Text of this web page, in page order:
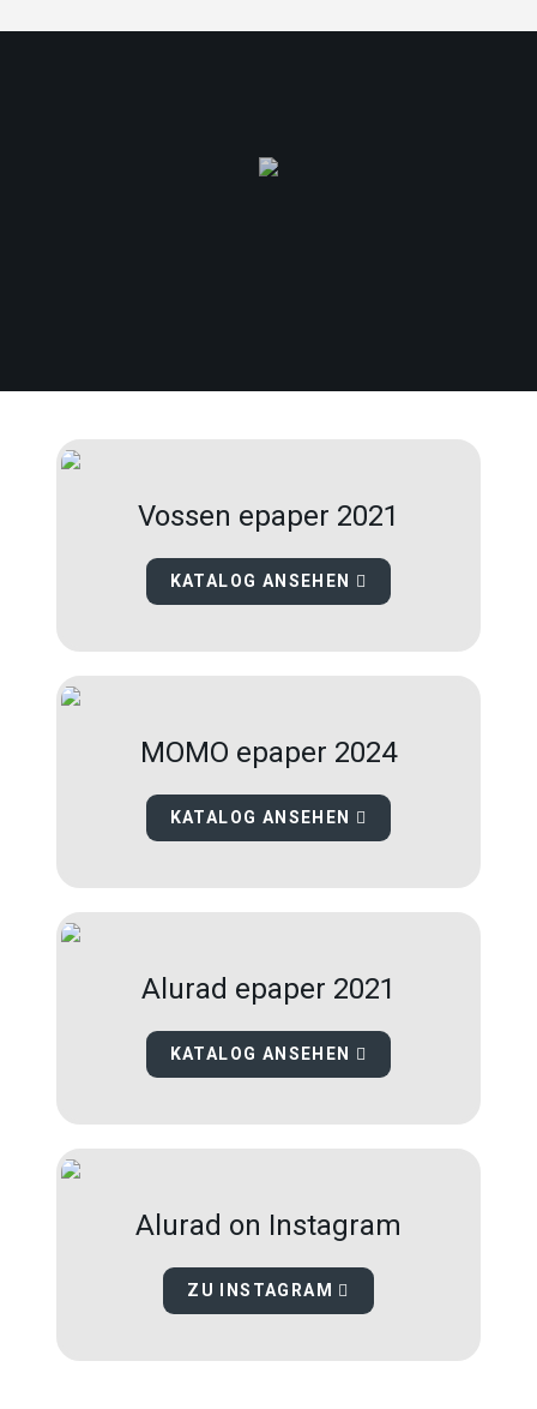
Vossen epaper 2021
KATALOG ANSEHEN
MOMO epaper 2024
KATALOG ANSEHEN
Alurad epaper 2021
KATALOG ANSEHEN
Alurad on Instagram
ZU INSTAGRAM